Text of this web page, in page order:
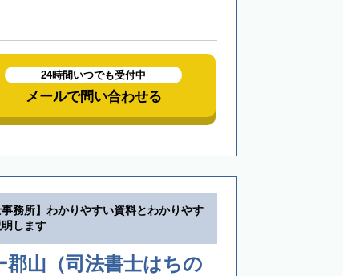
24時間いつでも受付中
メールで問い合わせる
事務所】わかりやすい資料とわかりやす
します
郡山（司法書士はちの